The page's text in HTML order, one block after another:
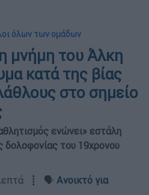
όλων των ομάδων
μνήμη του Άλκη
κατά της βίας
στο σημείο
ενώνει» εστάλη
δολοφονίας του 19χρονου
λεπτά ┋ 🗣️ Ανοικτό για